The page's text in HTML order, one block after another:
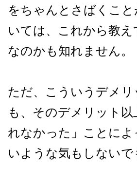
をちゃんとさばくこ
いては、これから教
なのかも知れません。
ただ、こういうデメ
も、そのデメリット
れなかった」ことに
いような気もしないで